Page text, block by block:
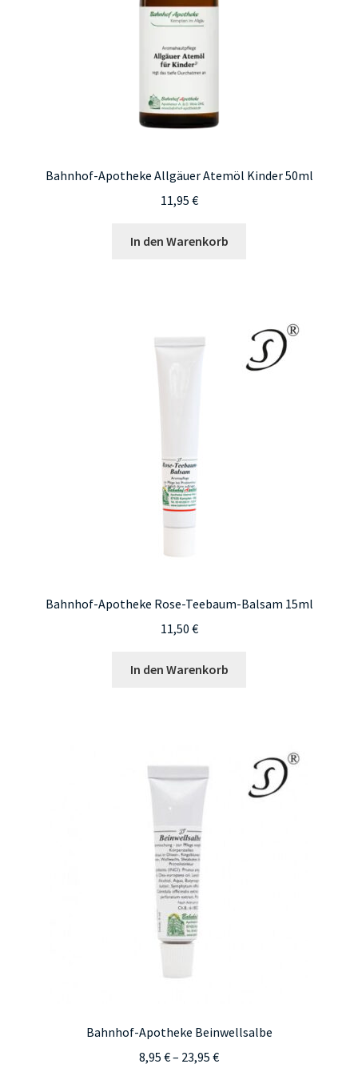
Bahnhof-Apotheke Allgäuer Atemöl Kinder 50ml
11,95 €
In den Warenkorb
Bahnhof-Apotheke Rose-Teebaum-Balsam 15ml
11,50 €
In den Warenkorb
Bahnhof-Apotheke Beinwellsalbe
8,95 €– 23,95 €Preisspanne: